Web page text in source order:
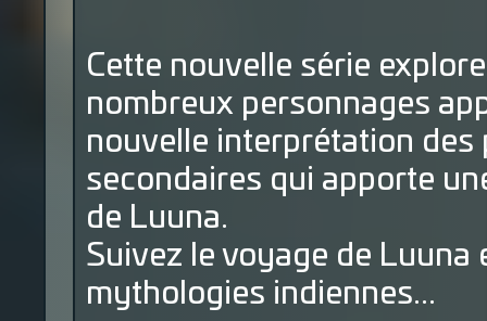
Cette nouvelle série
nombreux personnages
nouvelle interprétation
secondaires qui apporte
de Luuna.
Suivez le voyage de Luuna
mythologies indiennes...